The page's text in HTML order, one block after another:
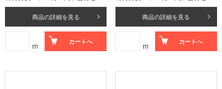
商品の詳細を見る
m カートへ
商品の詳細を見る
m カートへ